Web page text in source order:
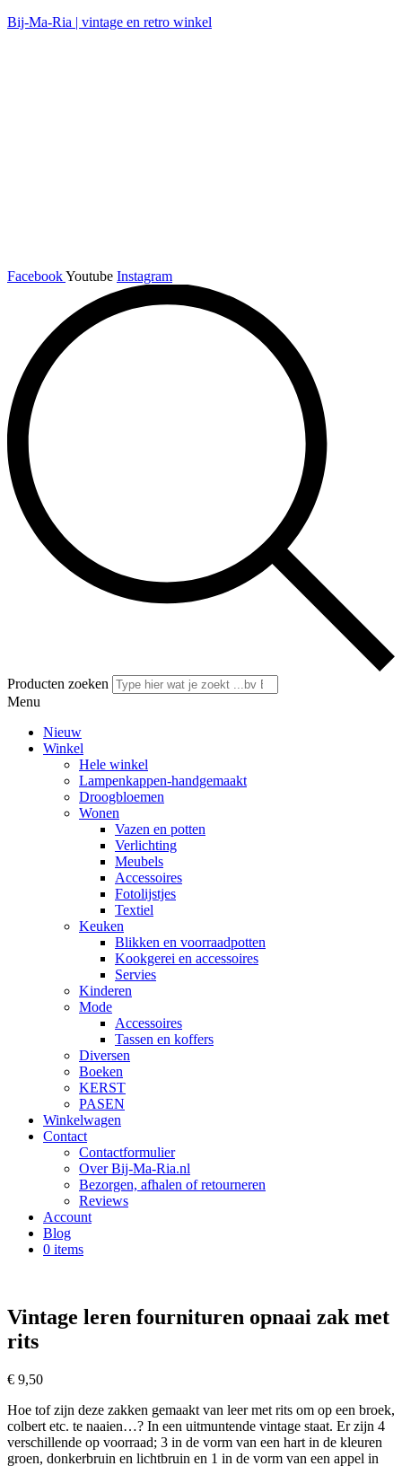
Bij-Ma-Ria | vintage en retro winkel
FacebookYoutube Instagram
Producten zoeken
Menu
Nieuw
Winkel
Hele winkel
Lampenkappen-handgemaakt
Droogbloemen
Wonen
Vazen en potten
Verlichting
Meubels
Accessoires
Fotolijstjes
Textiel
Keuken
Blikken en voorraadpotten
Kookgerei en accessoires
Servies
Kinderen
Mode
Accessoires
Tassen en koffers
Diversen
Boeken
KERST
PASEN
Winkelwagen
Contact
Contactformulier
Over Bij-Ma-Ria.nl
Bezorgen, afhalen of retourneren
Reviews
Account
Blog
0 items
Vintage leren fournituren opnaai zak met
rits
€ 9,50
Hoe tof zijn deze zakken gemaakt van leer met rits om op een broek,
colbert etc. te naaien…? In een uitmuntende vintage staat. Er zijn 4
verschillende op voorraad; 3 in de vorm van een hart in de kleuren
groen, donkerbruin en lichtbruin en 1 in de vorm van een appel in